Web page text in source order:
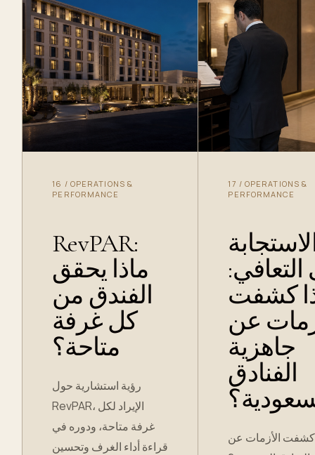
16 / OPERATIONS &
PERFORMANCE
RevPAR:
ماذا يحقق
الفندق من
كل غرفة
متاحة؟
رؤية استشارية حول
RevPAR، الإيراد لكل
غرفة متاحة، ودوره في
قراءة أداء الغرف وتحسين
17 / OPERATIONS &
PERFORMANCE
التعافي:
كشفت
عن
جاهزية
الفنادق
كشفت الأزمات عن